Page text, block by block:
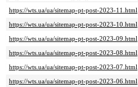
https://wts.ua/ua/sitemap-pt-post-2023-11.html
https://wts.ua/ua/sitemap-pt-post-2023-10.html
https://wts.ua/ua/sitemap-pt-post-2023-09.html
https://wts.ua/ua/sitemap-pt-post-2023-08.html
https://wts.ua/ua/sitemap-pt-post-2023-07.html
https://wts.ua/ua/sitemap-pt-post-2023-06.html